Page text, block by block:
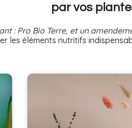
par vos
: Pro Bio Terre, et un
les éléments nutritifs